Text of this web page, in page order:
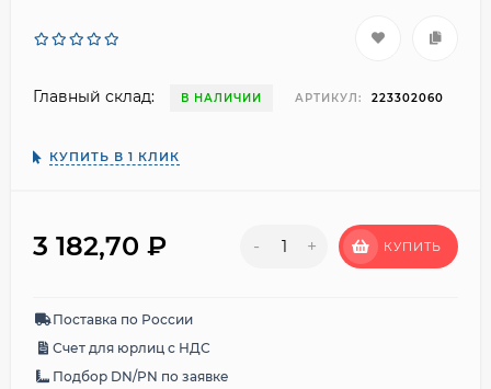
Главный склад: В НАЛИЧИИ АРТИКУЛ: 223302060
КУПИТЬ В 1 КЛИК
3 182,70 ₽ - + КУПИТЬ
Поставка по России
Счет для юрлиц с НДС
Подбор DN/PN по заявке